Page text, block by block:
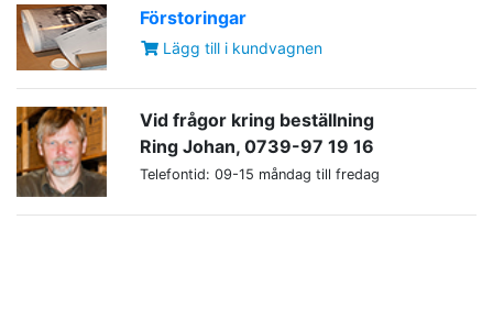
Förstoringar
Lägg till i kundvagnen
Vid frågor kring beställning
Ring Johan, 0739-97 19 16
Telefontid: 09-15 måndag till fredag